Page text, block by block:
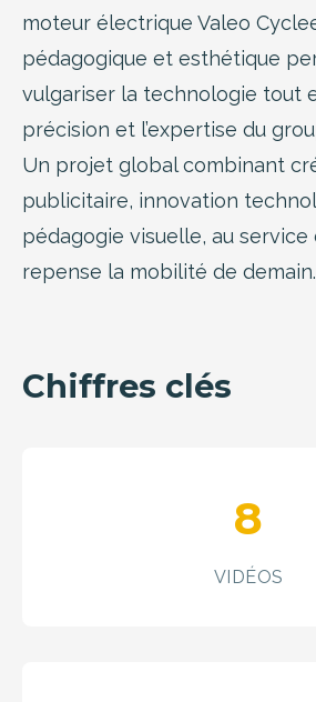
moteur électrique Valeo
pédagogique et esthétique
vulgariser la technologie tout
précision et l’expertise du
Un projet global combinant
publicitaire, innovation
pédagogie visuelle, au service
repense la mobilité de demain.
Chiffres clés
8
VIDÉOS